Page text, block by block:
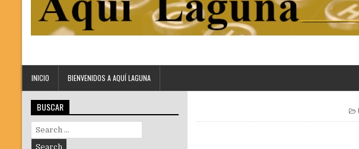
INICIO BIENVENIDOS A AQUÍ LAGUNA
BUSCAR
Search
for: